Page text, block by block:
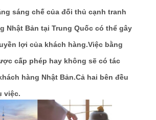
sáng chế của đối thủ cạnh tranh
Nhật Bản tại Trung Quốc có thể gây
lợi của khách hàng.Việc bằng
cấp phép hay không sẽ có tác
hàng Nhật Bản.Cả hai bên đều
việc.